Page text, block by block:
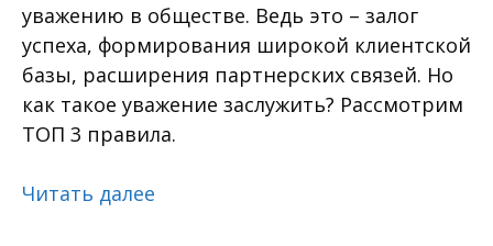
уважению в обществе. Ведь это – залог
успеха, формирования широкой клиентской
базы, расширения партнерских связей. Но
как такое уважение заслужить? Рассмотрим
ТОП 3 правила.
Читать далее